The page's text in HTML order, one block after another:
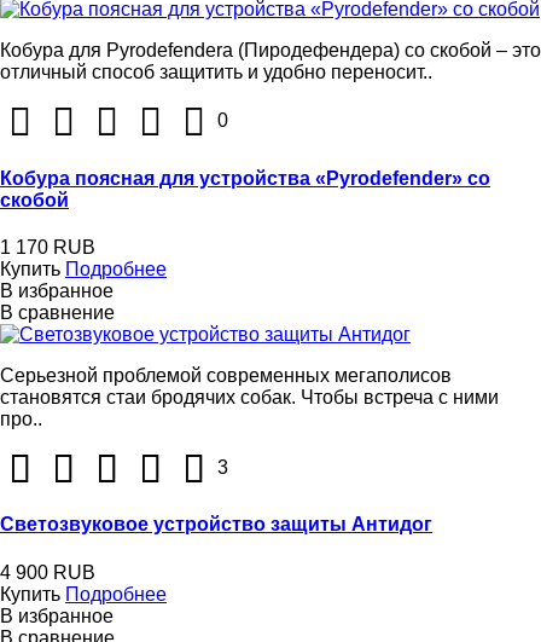
Кобура для Pyrodefendera (Пиродефендера) со скобой – это
отличный способ защитить и удобно переносит..
0
Кобура поясная для устройства «Pyrodefender» со
скобой
1 170 RUB
Купить Подробнее
В избранное
В сравнение
Серьезной проблемой современных мегаполисов
становятся стаи бродячих собак. Чтобы встреча с ними
про..
3
Светозвуковое устройство защиты Антидог
4 900 RUB
Купить Подробнее
В избранное
В сравнение